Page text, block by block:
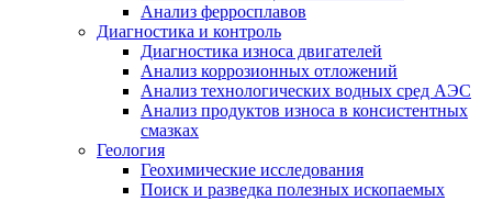
Анализ ферросплавов
Диагностика и контроль
Диагностика износа двигателей
Анализ коррозионных отложений
Анализ технологических водных сред АЭС
Анализ продуктов износа в консистентных
смазках
Геология
Геохимические исследования
Поиск и разведка полезных ископаемых